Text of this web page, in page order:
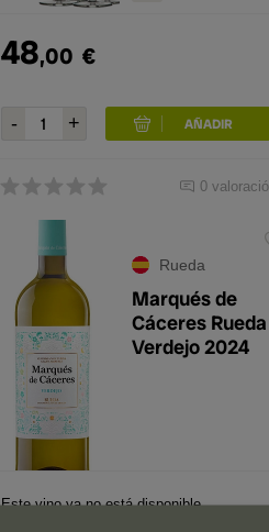
48,00 €
0
Rueda
Marqués de
Cáceres Rueda
Verdejo 2024
Este vino ya no está disponible